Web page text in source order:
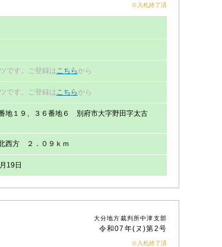
※入札終了済
です。ご登録はこちら から
です。ご登録はこちら から
地１９、３６番地６ 別府市大字野田字太古
西方 ２．０９ｋｍ
19日
大分地方裁判所中津支部
令和07年(ヌ)第2号
※入札終了済